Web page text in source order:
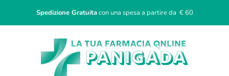
Spedizione Gratuitacon una spesa a partire da € 60